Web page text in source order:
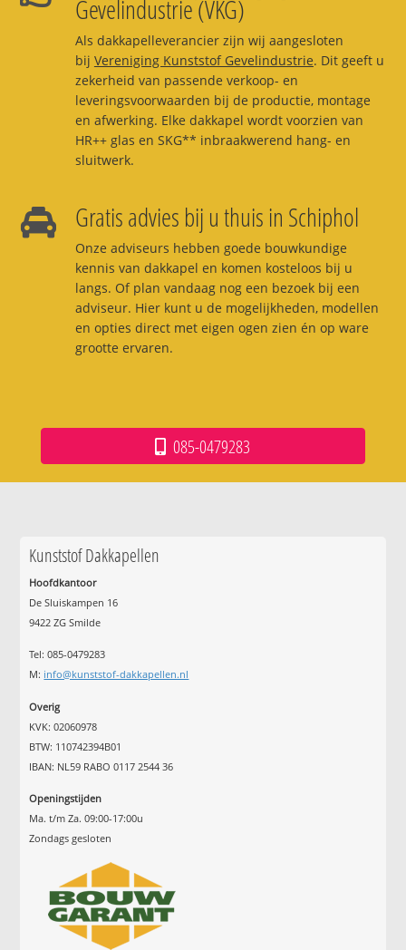
Gevelindustrie (VKG)
Als dakkapelleverancier zijn wij aangesloten
bij Vereniging Kunststof Gevelindustrie. Dit geeft u
zekerheid van passende verkoop- en
leveringsvoorwaarden bij de productie, montage
en afwerking. Elke dakkapel wordt voorzien van
HR++ glas en SKG** inbraakwerend hang- en
sluitwerk.
Gratis advies bij u thuis in Schiphol
Onze adviseurs hebben goede bouwkundige
kennis van dakkapel en komen kosteloos bij u
langs. Of plan vandaag nog een bezoek bij een
adviseur. Hier kunt u de mogelijkheden, modellen
en opties direct met eigen ogen zien én op ware
grootte ervaren.
085-0479283
Kunststof Dakkapellen
Hoofdkantoor
De Sluiskampen 16
9422 ZG Smilde
Tel: 085-0479283
M: info@kunststof-dakkapellen.nl
Overig
KVK: 02060978
BTW: 110742394B01
IBAN: NL59 RABO 0117 2544 36
Openingstijden
Ma. t/m Za. 09:00-17:00u
Zondags gesloten